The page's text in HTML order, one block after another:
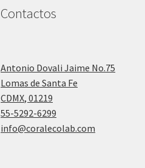
Contactos
Antonio Dovali Jaime No.75
Lomas de Santa Fe
CDMX,01219
55-5292-6299
info@coralecolab.com